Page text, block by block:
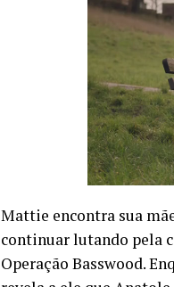
Mattie encontra sua
continuar lutando pela
Operação Basswood.